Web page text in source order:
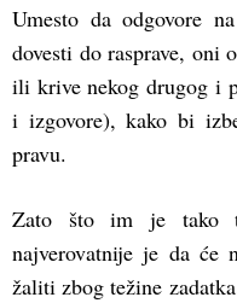
Umesto da odgovore
dovesti do rasprave, oni
ili krive nekog drugog i
i izgovore), kako bi
pravu.
Zato što im je tako
najverovatnije je da će
žaliti zbog težine